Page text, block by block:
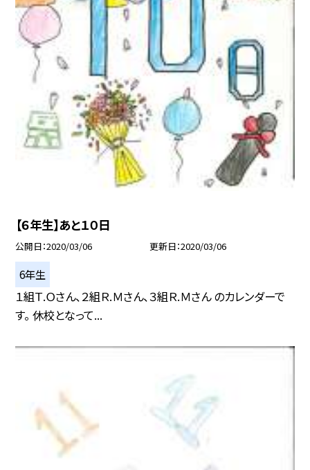
【６年生】あと１０日
公開日 2020/03/06 更新日 2020/03/06
6年生
１組Ｔ.Ｏさん、２組Ｒ.Ｍさん、３組Ｒ.Ｍさん のカレンダーで
す。 休校となって...